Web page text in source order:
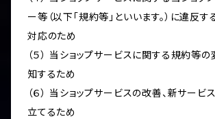
ー等（以下「規約等」といいます。）に違反
対応のため
（５） 当ショップサービスに関する規約等
知するため
（６） 当ショップサービスの改善、新サー
立てるため